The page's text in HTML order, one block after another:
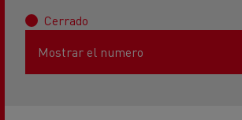
Cerrado
Mostrar el numero